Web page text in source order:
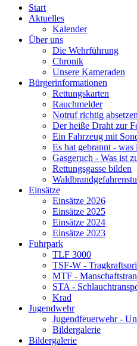
Start
Aktuelles
Kalender
Über uns
Die Wehrführung
Chronik
Unsere Kameraden
Bürgerinformationen
Rettungskarten
Rauchmelder
Notruf richtig absetzen
Der heiße Draht zur
Ein Fahrzeug mit
Es hat gebrannt - was
Gasgeruch - Was ist
Rettungsgasse bilden
Einsätze
Einsätze 2026
Einsätze 2025
Einsätze 2024
Einsätze 2023
Fuhrpark
TLF 3000
TSF-W -
MTF -
STA -
Krad
Jugendwehr
Jugendfeuerwehr -
Bildergalerie
Bildergalerie